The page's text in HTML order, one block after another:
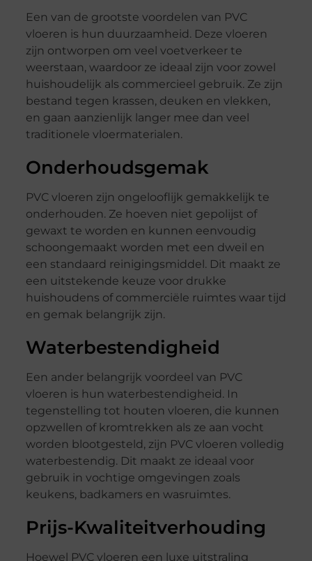
Een van de grootste voordelen van PVC
vloeren is hun duurzaamheid. Deze vloeren
zijn ontworpen om veel voetverkeer te
weerstaan, waardoor ze ideaal zijn voor zowel
huishoudelijk als commercieel gebruik. Ze zijn
bestand tegen krassen, deuken en vlekken,
en gaan aanzienlijk langer mee dan veel
traditionele vloermaterialen.
Onderhoudsgemak
PVC vloeren zijn ongelooflijk gemakkelijk te
onderhouden. Ze hoeven niet gepolijst of
gewaxt te worden en kunnen eenvoudig
schoongemaakt worden met een dweil en
een standaard reinigingsmiddel. Dit maakt ze
een uitstekende keuze voor drukke
huishoudens of commerciële ruimtes waar tijd
en gemak belangrijk zijn.
Waterbestendigheid
Een ander belangrijk voordeel van PVC
vloeren is hun waterbestendigheid. In
tegenstelling tot houten vloeren, die kunnen
opzwellen of kromtrekken als ze aan vocht
worden blootgesteld, zijn PVC vloeren volledig
waterbestendig. Dit maakt ze ideaal voor
gebruik in vochtige omgevingen zoals
keukens, badkamers en wasruimtes.
Prijs-Kwaliteitverhouding
Hoewel PVC vloeren een luxe uitstraling